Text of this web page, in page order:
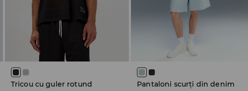
Tricou cu guler rotund
Pantaloni scurți din denim